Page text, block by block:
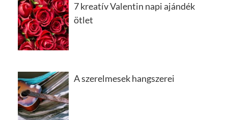
7 kreatív Valentin napi ajándék
ötlet
A szerelmesek hangszerei